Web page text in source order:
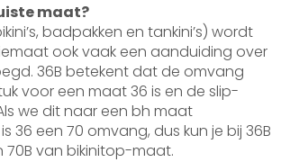
maat?
badpakken en tankini’s) wordt
ook vaak een aanduiding over
36B betekent dat de omvang
voor een maat 36 is en de slip-
we dit naar een bh maat
36 een 70 omvang, dus kun je bij 36B
van bikinitop-maat.